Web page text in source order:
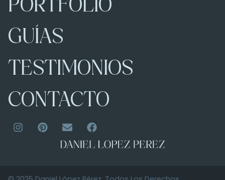
PORTFOLIO
GUÍAS
TESTIMONIOS
CONTACTO